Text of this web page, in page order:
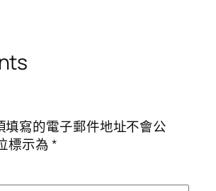
填寫的電子郵件地址不會公
標示為*